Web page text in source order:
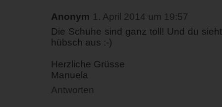
Anonym 1. April 2014 um 19:57
Die Schuhe sind ganz toll! Und du
hübsch aus :-)
Herzliche Grüsse
Manuela
Antworten